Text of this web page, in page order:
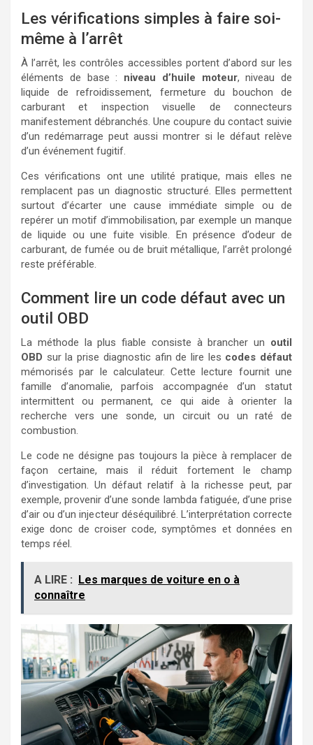
Les vérifications simples à faire soi-
même à l’arrêt
À l’arrêt, les contrôles accessibles portent d’abord sur les
éléments de base : niveau d’huile moteur, niveau de
liquide de refroidissement, fermeture du bouchon de
carburant et inspection visuelle de connecteurs
manifestement débranchés. Une coupure du contact suivie
d’un redémarrage peut aussi montrer si le défaut relève
d’un événement fugitif.
Ces vérifications ont une utilité pratique, mais elles ne
remplacent pas un diagnostic structuré. Elles permettent
surtout d’écarter une cause immédiate simple ou de
repérer un motif d’immobilisation, par exemple un manque
de liquide ou une fuite visible. En présence d’odeur de
carburant, de fumée ou de bruit métallique, l’arrêt prolongé
reste préférable.
Comment lire un code défaut avec un
outil OBD
La méthode la plus fiable consiste à brancher un outil
OBD sur la prise diagnostic afin de lire les codes défaut
mémorisés par le calculateur. Cette lecture fournit une
famille d’anomalie, parfois accompagnée d’un statut
intermittent ou permanent, ce qui aide à orienter la
recherche vers une sonde, un circuit ou un raté de
combustion.
Le code ne désigne pas toujours la pièce à remplacer de
façon certaine, mais il réduit fortement le champ
d’investigation. Un défaut relatif à la richesse peut, par
exemple, provenir d’une sonde lambda fatiguée, d’une prise
d’air ou d’un injecteur déséquilibré. L’interprétation correcte
exige donc de croiser code, symptômes et données en
temps réel.
A LIRE : Les marques de voiture en o à
connaître